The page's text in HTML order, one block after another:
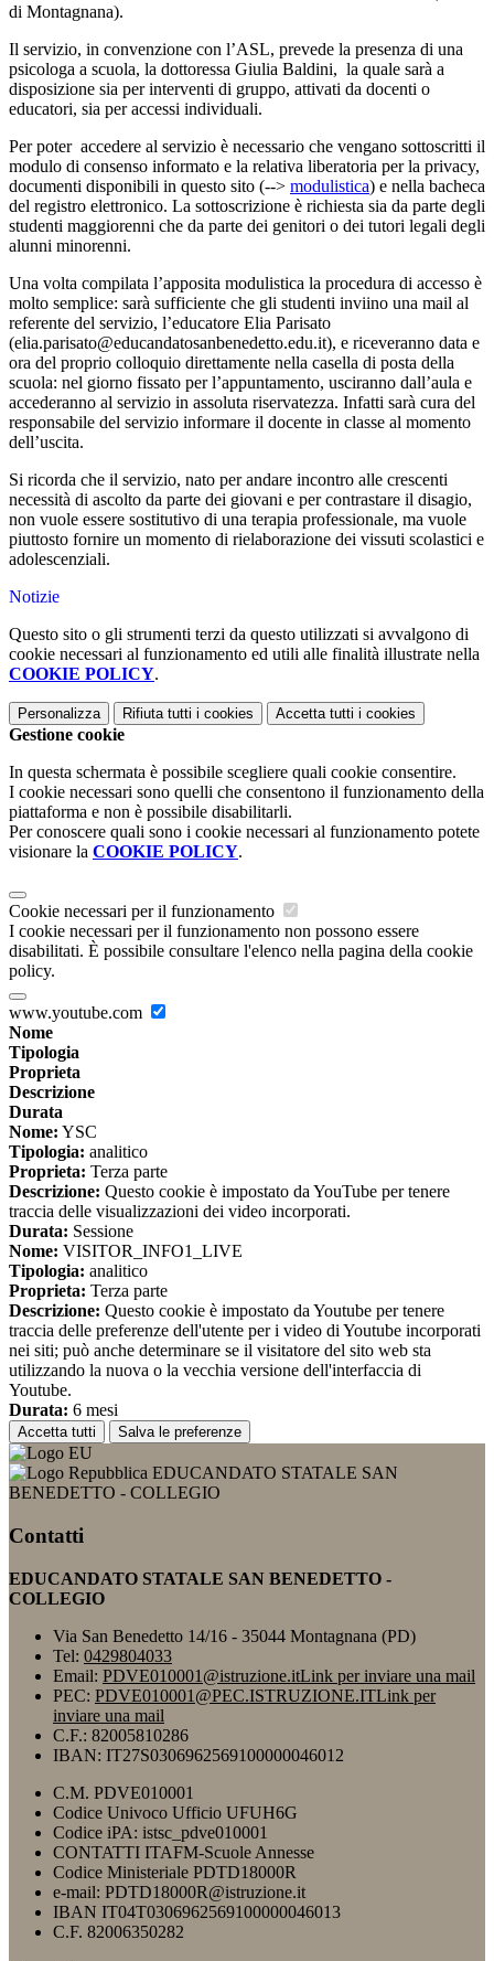
di Montagnana).
Il servizio, in convenzione con l’ASL, prevede la presenza di una
psicologa a scuola, la dottoressa Giulia Baldini, la quale sarà a
disposizione sia per interventi di gruppo, attivati da docenti o
educatori, sia per accessi individuali.
Per poter accedere al servizio è necessario che vengano sottoscritti il
modulo di consenso informato e la relativa liberatoria per la privacy,
documenti disponibili in questo sito (--> modulistica) e nella bacheca
del registro elettronico. La sottoscrizione è richiesta sia da parte degli
studenti maggiorenni che da parte dei genitori o dei tutori legali degli
alunni minorenni.
Una volta compilata l’apposita modulistica la procedura di accesso è
molto semplice: sarà sufficiente che gli studenti inviino una mail al
referente del servizio, l’educatore Elia Parisato
(elia.parisato@educandatosanbenedetto.edu.it), e riceveranno data e
ora del proprio colloquio direttamente nella casella di posta della
scuola: nel giorno fissato per l’appuntamento, usciranno dall’aula e
accederanno al servizio in assoluta riservatezza. Infatti sarà cura del
responsabile del servizio informare il docente in classe al momento
dell’uscita.
Si ricorda che il servizio, nato per andare incontro alle crescenti
necessità di ascolto da parte dei giovani e per contrastare il disagio,
non vuole essere sostitutivo di una terapia professionale, ma vuole
piuttosto fornire un momento di rielaborazione dei vissuti scolastici e
adolescenziali.
Notizie
Questo sito o gli strumenti terzi da questo utilizzati si avvalgono di
cookie necessari al funzionamento ed utili alle finalità illustrate nella
COOKIE POLICY.
Personalizza Rifiuta tutti i cookies Accetta tutti i cookies
Gestione cookie
In questa schermata è possibile scegliere quali cookie consentire.
I cookie necessari sono quelli che consentono il funzionamento della
piattaforma e non è possibile disabilitarli.
Per conoscere quali sono i cookie necessari al funzionamento potete
visionare la COOKIE POLICY.
Cookie necessari per il funzionamento
I cookie necessari per il funzionamento non possono essere
disabilitati. È possibile consultare l'elenco nella pagina della cookie
policy.
www.youtube.com
Nome
Tipologia
Proprieta
Descrizione
Durata
Nome: YSC
Tipologia: analitico
Proprieta: Terza parte
Descrizione: Questo cookie è impostato da YouTube per tenere
traccia delle visualizzazioni dei video incorporati.
Durata: Sessione
Nome: VISITOR_INFO1_LIVE
Tipologia: analitico
Proprieta: Terza parte
Descrizione: Questo cookie è impostato da Youtube per tenere
traccia delle preferenze dell'utente per i video di Youtube incorporati
nei siti; può anche determinare se il visitatore del sito web sta
utilizzando la nuova o la vecchia versione dell'interfaccia di
Youtube.
Durata: 6 mesi
Accetta tutti Salva le preferenze
EDUCANDATO STATALE SAN
BENEDETTO - COLLEGIO
Contatti
EDUCANDATO STATALE SAN BENEDETTO -
COLLEGIO
Via San Benedetto 14/16 - 35044 Montagnana (PD)
Tel: 0429804033
Email: PDVE010001@istruzione.itLink per inviare una mail
PEC: PDVE010001@PEC.ISTRUZIONE.ITLink per
inviare una mail
C.F.: 82005810286
IBAN: IT27S0306962569100000046012
C.M. PDVE010001
Codice Univoco Ufficio UFUH6G
Codice iPA: istsc_pdve010001
CONTATTI ITAFM-Scuole Annesse
Codice Ministeriale PDTD18000R
e-mail: PDTD18000R@istruzione.it
IBAN IT04T0306962569100000046013
C.F. 82006350282